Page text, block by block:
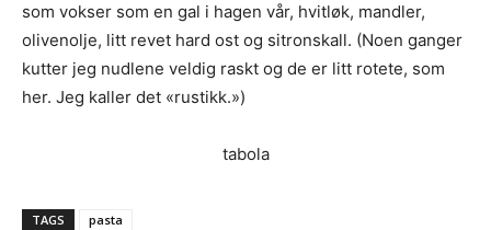
som vokser som en gal i hagen vår, hvitløk, mandler,
olivenolje, litt revet hard ost og sitronskall. (Noen ganger
kutter jeg nudlene veldig raskt og de er litt rotete, som
her. Jeg kaller det «rustikk.»)
tabola
TAGS pasta